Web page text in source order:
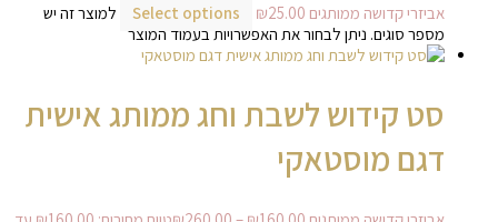
אביזרי קדושה ממותגים ₪25.00
Select options
למוצר זה יש
מספר סוגים. ניתן לבחור את האפשרויות בעמוד המוצר
סט קידוש לשבת וחג ממותג אישית
דגם מוסטאקי